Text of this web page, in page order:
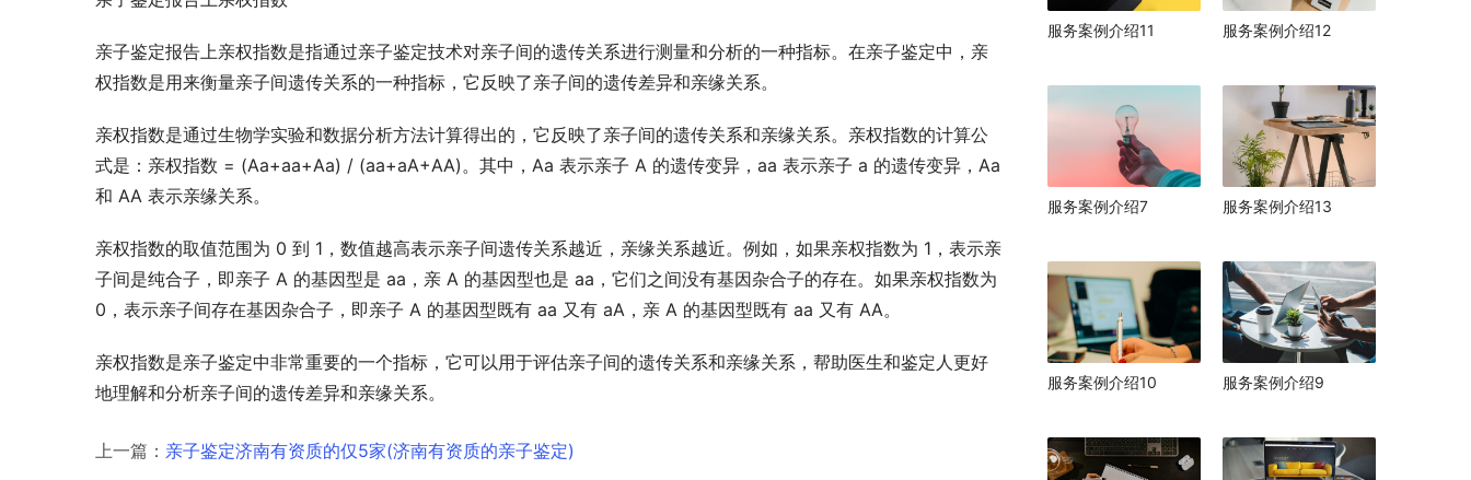
亲子鉴定报告上亲权指数是指通过亲子鉴定技术对亲子间的遗传关系进行测量和分析的一种指标。在亲子鉴定中，亲
权指数是用来衡量亲子间遗传关系的一种指标，它反映了亲子间的遗传差异和亲缘关系。
亲权指数是通过生物学实验和数据分析方法计算得出的，它反映了亲子间的遗传关系和亲缘关系。亲权指数的计算公
式是：亲权指数 = (Aa+aa+Aa) / (aa+aA+AA)。其中，Aa 表示亲子 A 的遗传变异，aa 表示亲子 a 的遗传变异，Aa
和 AA 表示亲缘关系。
亲权指数的取值范围为 0 到 1，数值越高表示亲子间遗传关系越近，亲缘关系越近。例如，如果亲权指数为 1，表示亲
子间是纯合子，即亲子 A 的基因型是 aa，亲 A 的基因型也是 aa，它们之间没有基因杂合子的存在。如果亲权指数为
0，表示亲子间存在基因杂合子，即亲子 A 的基因型既有 aa 又有 aA，亲 A 的基因型既有 aa 又有 AA。
亲权指数是亲子鉴定中非常重要的一个指标，它可以用于评估亲子间的遗传关系和亲缘关系，帮助医生和鉴定人更好
地理解和分析亲子间的遗传差异和亲缘关系。
上一篇： 亲子鉴定济南有资质的仅5家(济南有资质的亲子鉴定)
服务案例介绍11 服务案例介绍12
服务案例介绍7 服务案例介绍13
服务案例介绍10 服务案例介绍9